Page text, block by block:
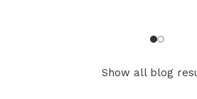
Show all blog